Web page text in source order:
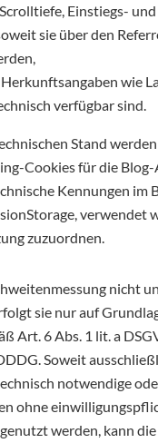
Einstiegs-
sie über den
wie
verfügbar sind.
Stand
Cookies für die Blog-
Kennungen im
verwendet
zuzuordnen.
nicht
sie nur auf
Art. 6 Abs. 1 lit. a
Soweit
notwendige
ohne
werden, kann